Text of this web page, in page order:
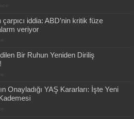
çarpıcı iddia: ABD’nin kritik füze
veriyor
Bir Ruhun Yeniden Diriliş
Onayladığı YAŞ Kararları: İşte Yeni